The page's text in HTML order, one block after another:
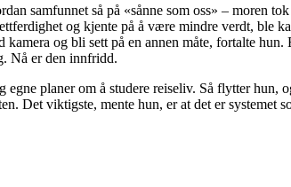
samfunnet så på «sånne som oss» – moren tok
og kjente på å være mindre verdt, ble
og bli sett på en annen måte, fortalte hun.
Nå er den innfridd.
planer om å studere reiseliv. Så flytter hun,
Det viktigste, mente hun, er at det er systemet